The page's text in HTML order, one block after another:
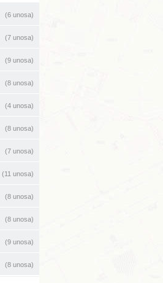
(6 unosa)
(7 unosa)
(9 unosa)
(8 unosa)
(4 unosa)
(8 unosa)
(7 unosa)
(11 unosa)
(8 unosa)
(8 unosa)
(9 unosa)
(8 unosa)